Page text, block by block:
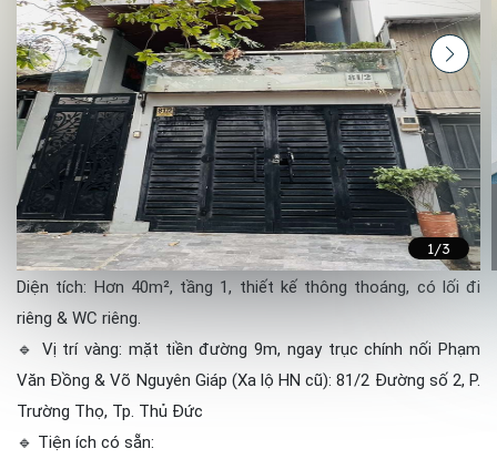
1/3
Diện tích: Hơn 40m², tầng 1, thiết kế thông thoáng, có lối đi
riêng & WC riêng.
🔹 Vị trí vàng: mặt tiền đường 9m, ngay trục chính nối Phạm
Văn Đồng & Võ Nguyên Giáp (Xa lộ HN cũ): 81/2 Đường số 2, P.
Trường Thọ, Tp. Thủ Đức
🔹 Tiện ích có sẵn: